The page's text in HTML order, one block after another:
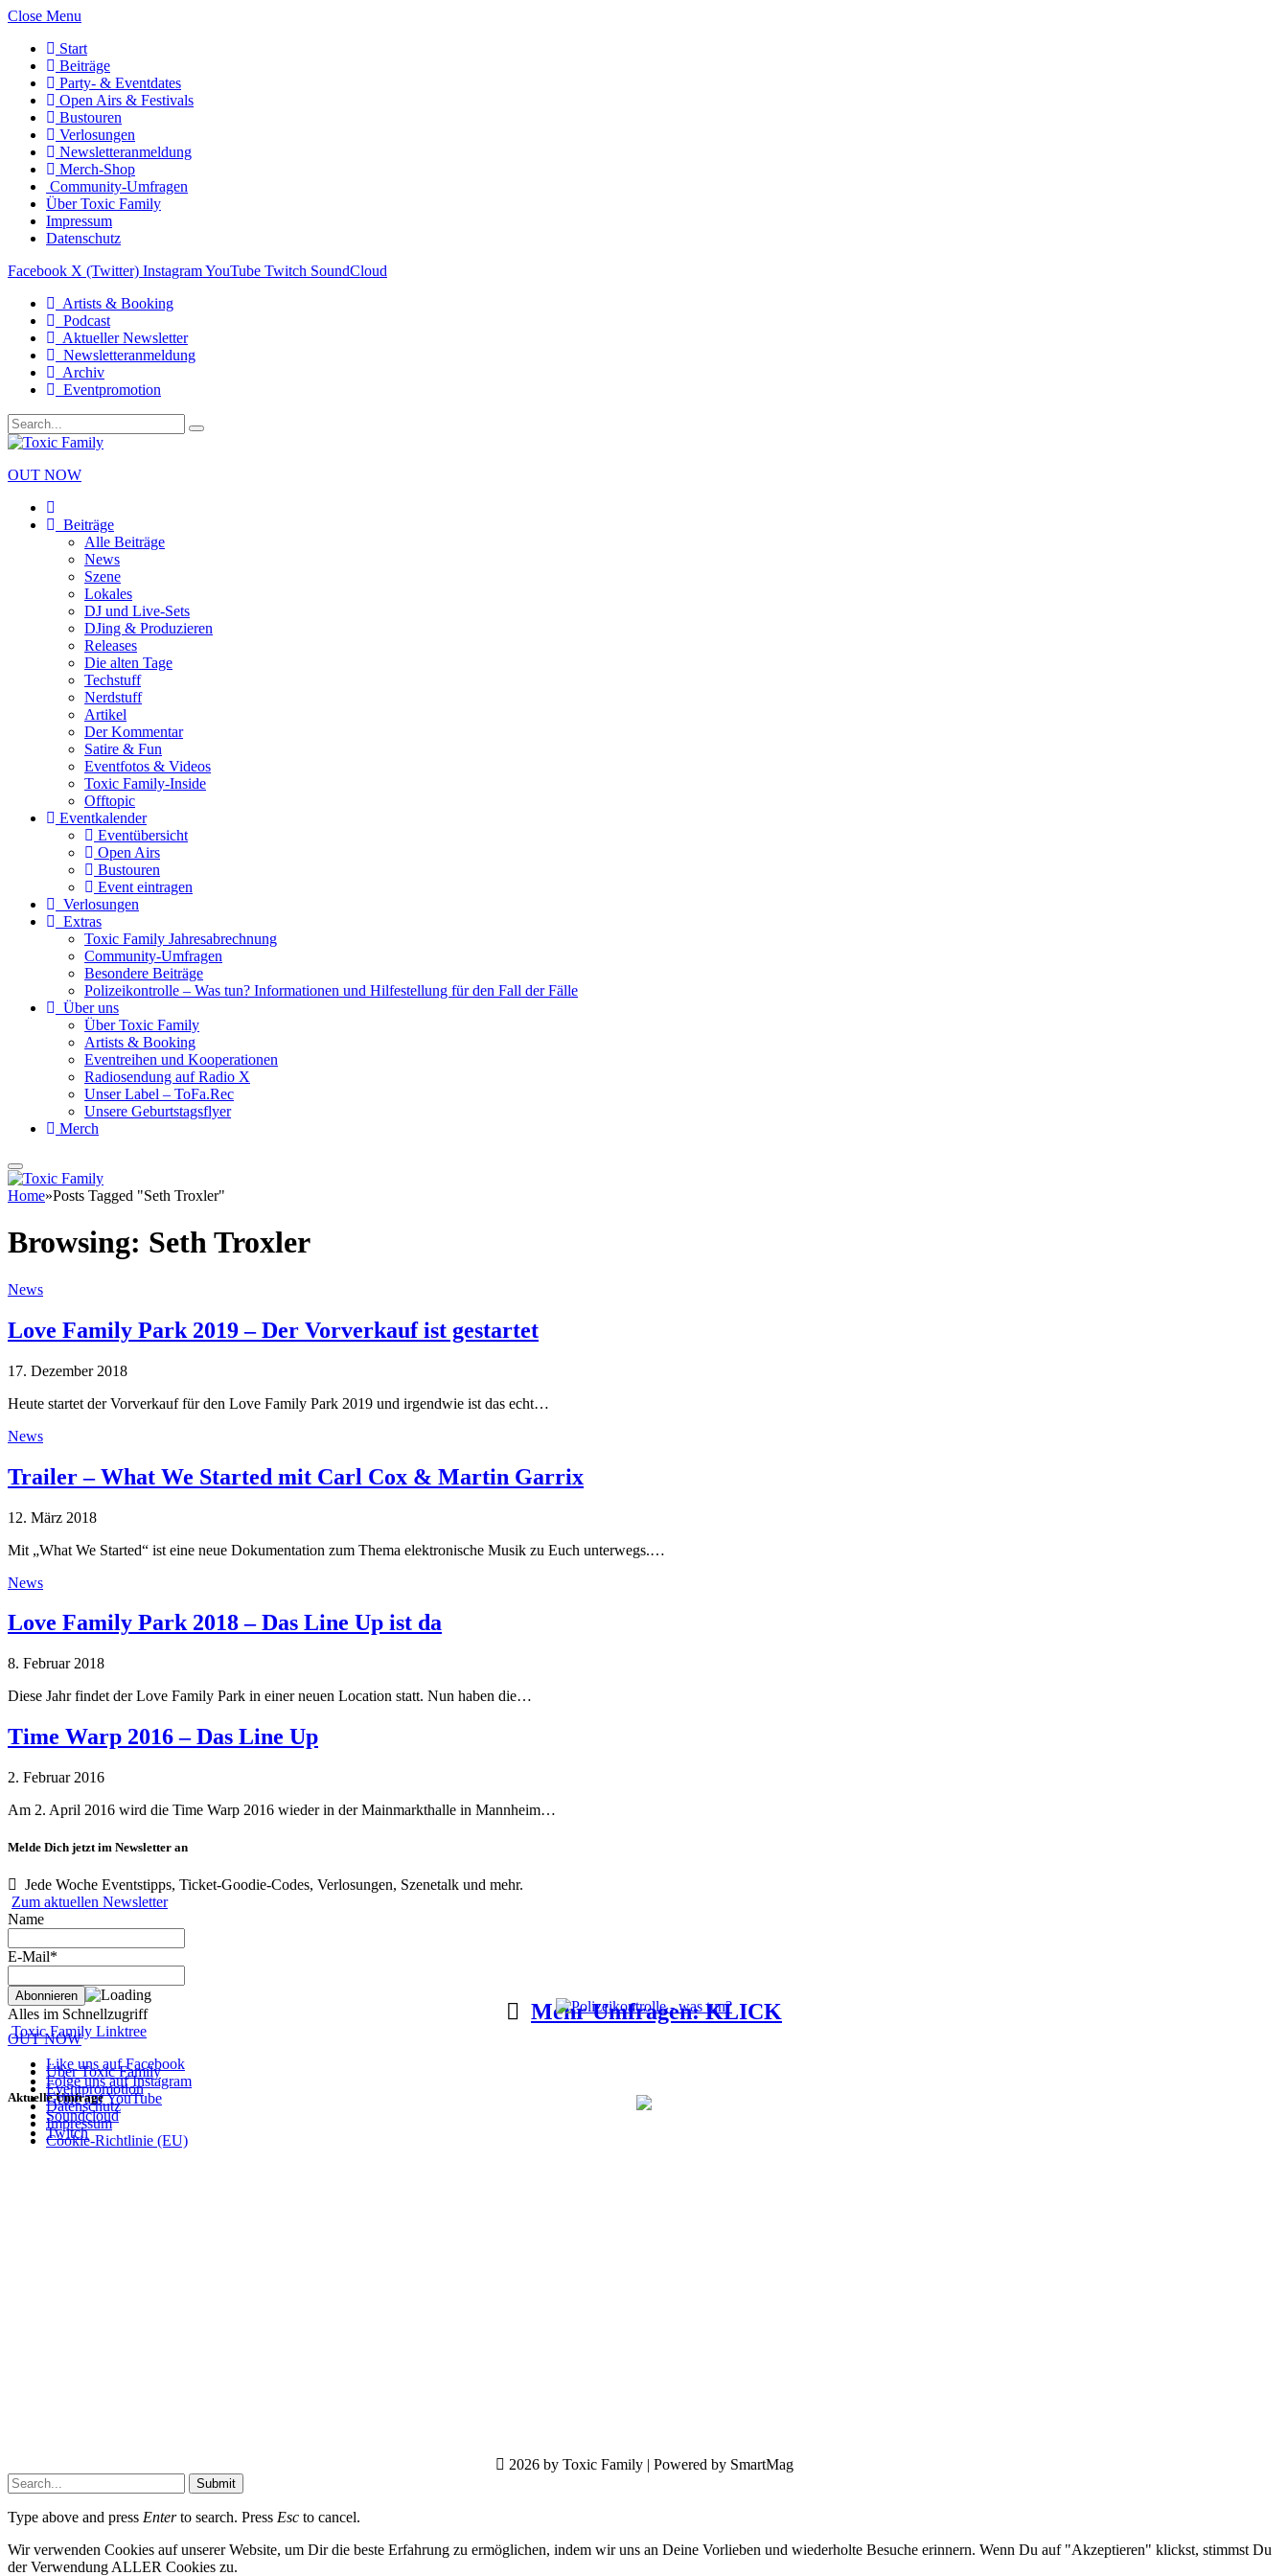
Close Menu
Start
Beiträge
Party- & Eventdates
Open Airs & Festivals
Bustouren
Verlosungen
Newsletteranmeldung
Merch-Shop
Community-Umfragen
Über Toxic Family
Impressum
Datenschutz
Facebook X (Twitter) InstagramYouTube Twitch SoundCloud
Artists & Booking
Podcast
Aktueller Newsletter
Newsletteranmeldung
Archiv
Eventpromotion
OUT NOW
Beiträge
Alle Beiträge
News
Szene
Lokales
DJ und Live-Sets
DJing & Produzieren
Releases
Die alten Tage
Techstuff
Nerdstuff
Artikel
Der Kommentar
Satire & Fun
Eventfotos & Videos
Toxic Family-Inside
Offtopic
Eventkalender
Eventübersicht
Open Airs
Bustouren
Event eintragen
Verlosungen
Extras
Toxic Family Jahresabrechnung
Community-Umfragen
Besondere Beiträge
Polizeikontrolle – Was tun? Informationen und Hilfestellung für den Fall der Fälle
Über uns
Über Toxic Family
Artists & Booking
Eventreihen und Kooperationen
Radiosendung auf Radio X
Unser Label – ToFa.Rec
Unsere Geburtstagsflyer
Merch
Home»Posts Tagged "Seth Troxler"
Browsing: Seth Troxler
News
Love Family Park 2019 – Der Vorverkauf ist gestartet
17. Dezember 2018
Heute startet der Vorverkauf für den Love Family Park 2019 und irgendwie ist das echt…
News
Trailer – What We Started mit Carl Cox & Martin Garrix
12. März 2018
Mit „What We Started“ ist eine neue Dokumentation zum Thema elektronische Musik zu Euch unterwegs.…
News
Love Family Park 2018 – Das Line Up ist da
8. Februar 2018
Diese Jahr findet der Love Family Park in einer neuen Location statt. Nun haben die…
Time Warp 2016 – Das Line Up
2. Februar 2016
Am 2. April 2016 wird die Time Warp 2016 wieder in der Mainmarkthalle in Mannheim…
Melde Dich jetzt im Newsletter an
Jede Woche Eventstipps, Ticket-Goodie-Codes, Verlosungen, Szenetalk und mehr.
Zum aktuellen Newsletter
Name
E-Mail*
Alles im Schnellzugriff
Toxic Family Linktree
Like uns auf Facebook
Folge uns auf Instagram
Grille auf YouTube
Soundcloud
Twitch
Aktuelle Umfrage
Mehr Umfragen: KLICK
OUT NOW
Über Toxic Family
Eventpromotion
Datenschutz
Impressum
Cookie-Richtlinie (EU)
2026 by Toxic Family | Powered by SmartMag
Submit
Type above and press Enterto search. Press Esc to cancel.
Wir verwenden Cookies auf unserer Website, um Dir die beste Erfahrung zu ermöglichen, indem wir uns an Deine Vorlieben und wiederholte Besuche erinnern. Wenn Du auf "Akzeptieren" klickst, stimmst Du
der Verwendung ALLER Cookies zu.